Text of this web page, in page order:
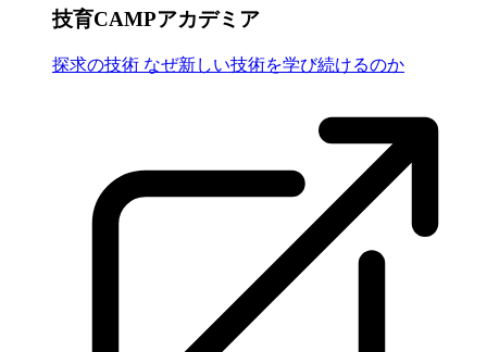
技育CAMPアカデミア
探求の技術 なぜ新しい技術を学び続けるのか